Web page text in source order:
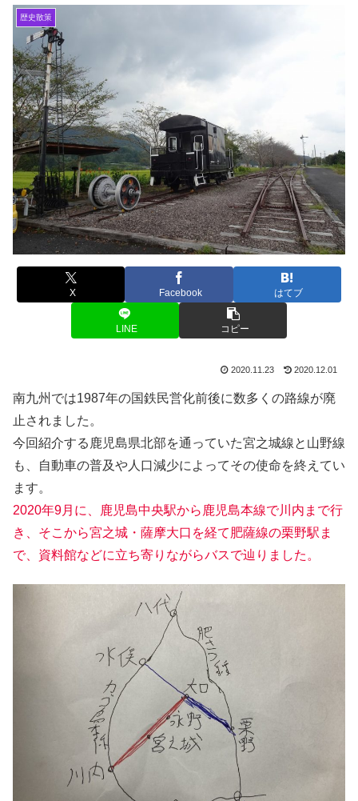
歴史散策
X Facebook はてブ
LINE コピー
2020.11.23 2020.12.01
南九州では1987年の国鉄民営化前後に数多くの路線が廃
止されました。
今回紹介する鹿児島県北部を通っていた宮之城線と山野線
も、自動車の普及や人口減少によってその使命を終えてい
ます。
2020年9月に、鹿児島中央駅から鹿児島本線で川内まで行
き、そこから宮之城・薩摩大口を経て肥薩線の栗野駅ま
で、資料館などに立ち寄りながらバスで辿りました。